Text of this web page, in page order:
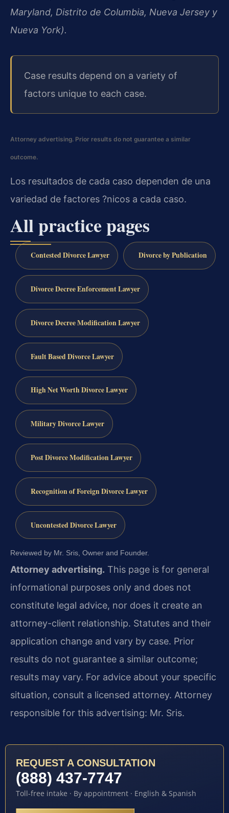
Maryland, Distrito de Columbia, Nueva Jersey y
Nueva York).
Case results depend on a variety of
factors unique to each case.
Attorney advertising. Prior results do not guarantee a similar
outcome.
Los resultados de cada caso dependen de una
variedad de factores ?nicos a cada caso.
All practice pages
Contested Divorce Lawyer Divorce by Publication
Divorce Decree Enforcement Lawyer
Divorce Decree Modification Lawyer
Fault Based Divorce Lawyer
High Net Worth Divorce Lawyer
Military Divorce Lawyer
Post Divorce Modification Lawyer
Recognition of Foreign Divorce Lawyer
Uncontested Divorce Lawyer
Reviewed by Mr. Sris, Owner and Founder.
Attorney advertising. This page is for general
informational purposes only and does not
constitute legal advice, nor does it create an
attorney-client relationship. Statutes and their
application change and vary by case. Prior
results do not guarantee a similar outcome;
results may vary. For advice about your specific
situation, consult a licensed attorney. Attorney
responsible for this advertising: Mr. Sris.
REQUEST A CONSULTATION
(888) 437-7747
Toll-free intake · By appointment · English & Spanish